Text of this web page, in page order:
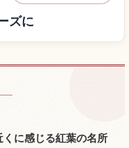
ズに
探す
探す↗
に感じる紅葉の名所